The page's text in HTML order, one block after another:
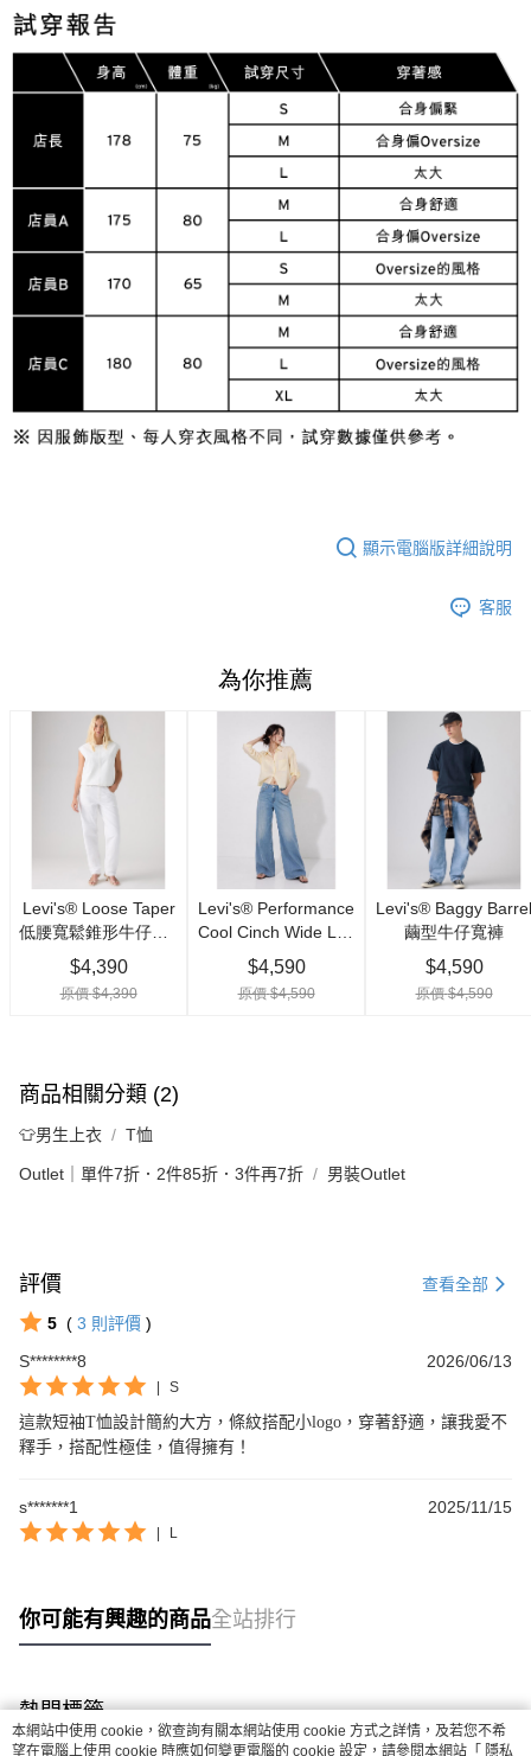
顯示電腦版詳細說明
客服
商品相關分類 (2)
👕男生上衣 T恤
Outlet｜單件7折．2件85折．3件再7折 男裝Outlet
評價 查看全部
5 ( 3 則評價 )
S********8
2026/06/13
S
這款短袖T恤設計簡約大方，條紋搭配小logo，穿著舒適，讓我愛不
釋手，搭配性極佳，值得擁有！
s*******1 2025/11/15
L
你可能有興趣的商品全站排行
熱門標籤
本網站中使用 cookie，欲查詢有關本網站使用 cookie 方式之詳情，及若您不希
望在電腦上使用 cookie 時應如何變更電腦的 cookie 設定，請參閱本網站「 隱私